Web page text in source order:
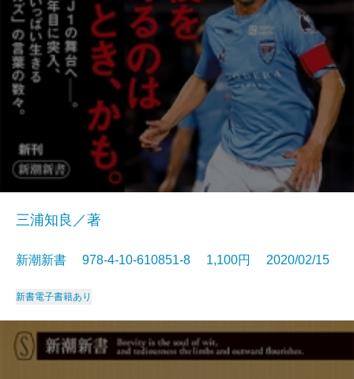
三浦知良／著
新潮新書 978-4-10-610851-8 1,100円 2020/02/15
新書電子書籍あり